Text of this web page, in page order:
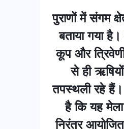
पुराणों में संगम
बताया गया
कूप और
से ही
तपस्थली रहे हैं।
है कि यह
निरंतर